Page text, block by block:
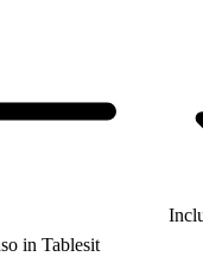
in Tablesit